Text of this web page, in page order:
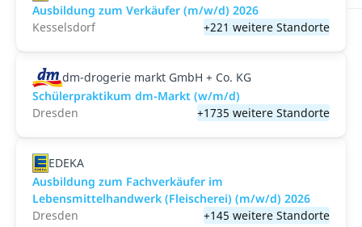
Ausbildung zum Verkäufer (m/w/d) 2026
Kesselsdorf
+221 weitere Standorte
dm-drogerie markt GmbH + Co. KG
Schülerpraktikum dm-Markt (w/m/d)
Dresden
+1735 weitere Standorte
EDEKA
Ausbildung zum Fachverkäufer im
Lebensmittelhandwerk (Fleischerei) (m/w/d) 2026
Dresden
+145 weitere Standorte